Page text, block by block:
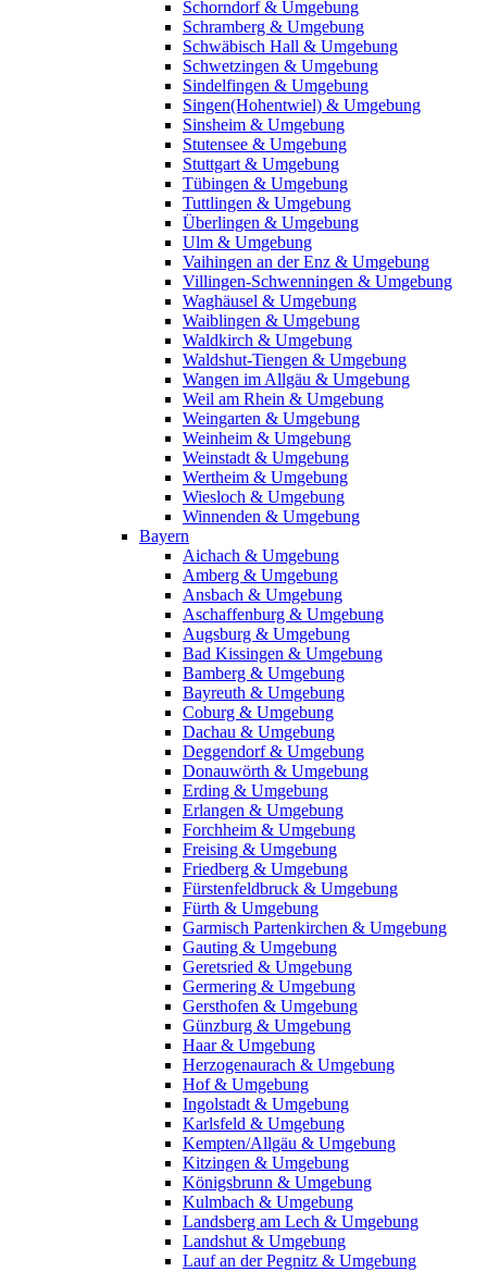
Schorndorf & Umgebung
Schramberg & Umgebung
Schwäbisch Hall & Umgebung
Schwetzingen & Umgebung
Sindelfingen & Umgebung
Singen(Hohentwiel) & Umgebung
Sinsheim & Umgebung
Stutensee & Umgebung
Stuttgart & Umgebung
Tübingen & Umgebung
Tuttlingen & Umgebung
Überlingen & Umgebung
Ulm & Umgebung
Vaihingen an der Enz & Umgebung
Villingen-Schwenningen & Umgebung
Waghäusel & Umgebung
Waiblingen & Umgebung
Waldkirch & Umgebung
Waldshut-Tiengen & Umgebung
Wangen im Allgäu & Umgebung
Weil am Rhein & Umgebung
Weingarten & Umgebung
Weinheim & Umgebung
Weinstadt & Umgebung
Wertheim & Umgebung
Wiesloch & Umgebung
Winnenden & Umgebung
Bayern
Aichach & Umgebung
Amberg & Umgebung
Ansbach & Umgebung
Aschaffenburg & Umgebung
Augsburg & Umgebung
Bad Kissingen & Umgebung
Bamberg & Umgebung
Bayreuth & Umgebung
Coburg & Umgebung
Dachau & Umgebung
Deggendorf & Umgebung
Donauwörth & Umgebung
Erding & Umgebung
Erlangen & Umgebung
Forchheim & Umgebung
Freising & Umgebung
Friedberg & Umgebung
Fürstenfeldbruck & Umgebung
Fürth & Umgebung
Garmisch Partenkirchen & Umgebung
Gauting & Umgebung
Geretsried & Umgebung
Germering & Umgebung
Gersthofen & Umgebung
Günzburg & Umgebung
Haar & Umgebung
Herzogenaurach & Umgebung
Hof & Umgebung
Ingolstadt & Umgebung
Karlsfeld & Umgebung
Kempten/Allgäu & Umgebung
Kitzingen & Umgebung
Königsbrunn & Umgebung
Kulmbach & Umgebung
Landsberg am Lech & Umgebung
Landshut & Umgebung
Lauf an der Pegnitz & Umgebung